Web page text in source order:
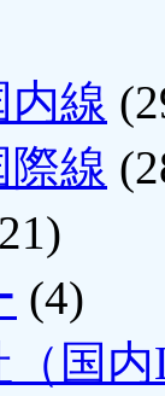
内線
際線
(4)
国